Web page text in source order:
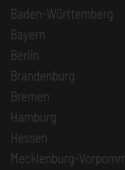
Baden-Württemberg
Bayern
Berlin
Brandenburg
Bremen
Hamburg
Hessen
Mecklenburg-